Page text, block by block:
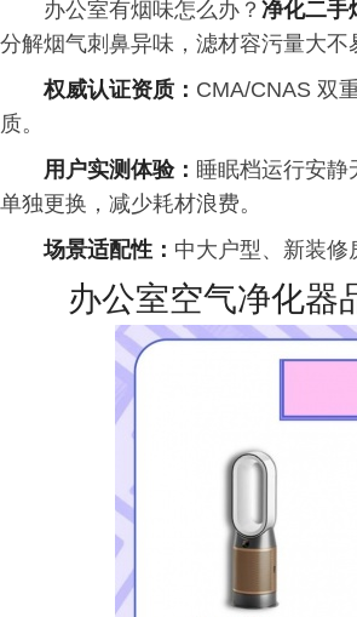
办公室有烟味怎么办？ 净化二手
分解烟气刺鼻异味，滤材容污量大不
权威认证资质： CMA/CNAS 双
质。
用户实测体验： 睡眠档运行安
单独更换，减少耗材浪费。
场景适配性： 中大户型、新装
办公室空气净化